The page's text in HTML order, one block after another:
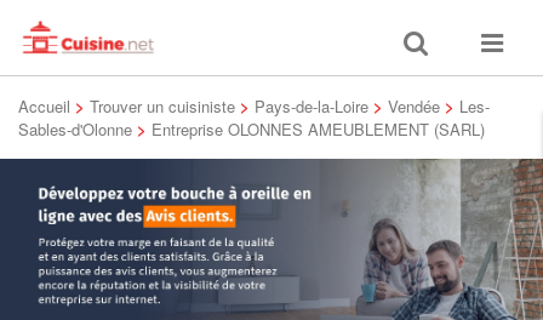
Toggle
search
Toggle
Accueil > Trouver un cuisiniste > Pays-de-la-Loire > Vendée > Les-
Sables-d'Olonne > Entreprise OLONNES AMEUBLEMENT (SARL)